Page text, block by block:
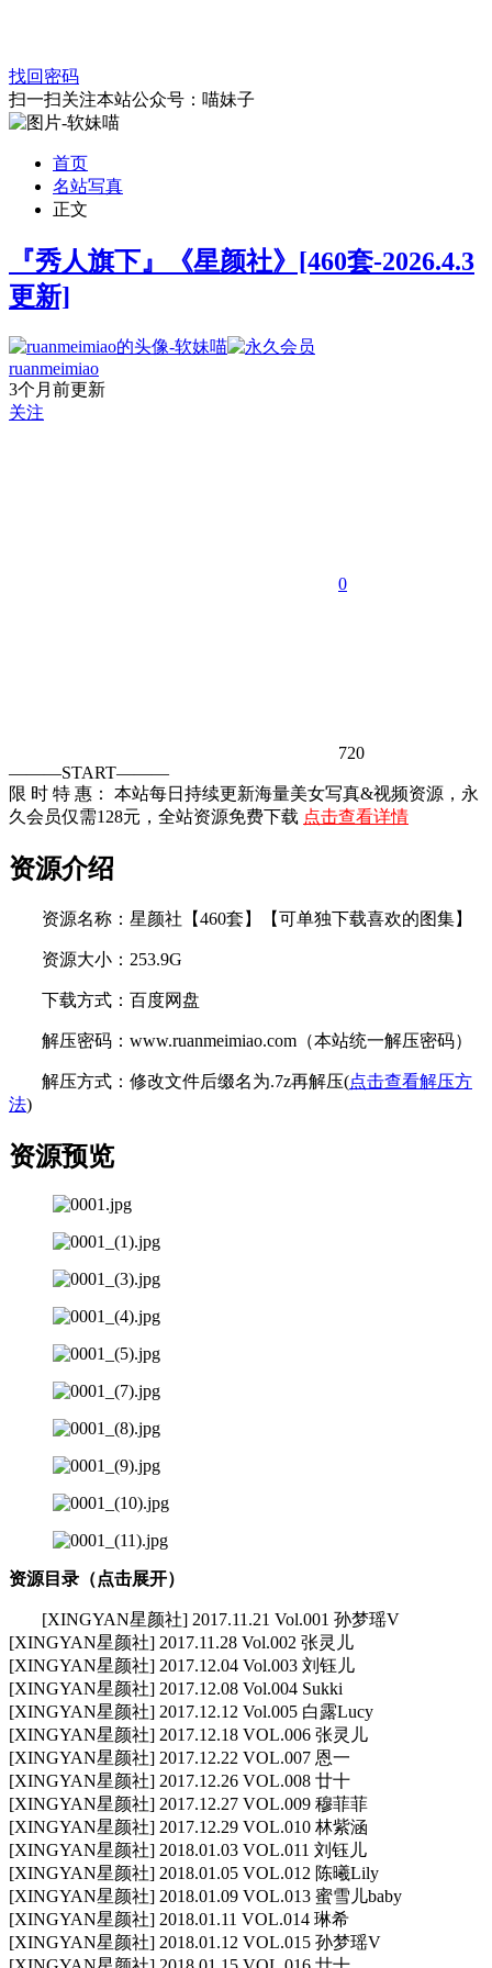
找回密码
扫一扫关注本站公众号：喵妹子
首页
名站写真
正文
『秀人旗下』《星颜社》[460套-2026.4.3
更新]
ruanmeimiao
3个月前更新
关注
0
720
———START———
限 时 特 惠： 本站每日持续更新海量美女写真&视频资源，永
久会员仅需128元，全站资源免费下载 点击查看详情
资源介绍
资源名称：星颜社【460套】【可单独下载喜欢的图集】
资源大小：253.9G
下载方式：百度网盘
解压密码：www.ruanmeimiao.com（本站统一解压密码）
解压方式：修改文件后缀名为.7z再解压(点击查看解压方
法)
资源预览
资源目录（点击展开）
[XINGYAN星颜社] 2017.11.21 Vol.001 孙梦瑶V
[XINGYAN星颜社] 2017.11.28 Vol.002 张灵儿
[XINGYAN星颜社] 2017.12.04 Vol.003 刘钰儿
[XINGYAN星颜社] 2017.12.08 Vol.004 Sukki
[XINGYAN星颜社] 2017.12.12 Vol.005 白露Lucy
[XINGYAN星颜社] 2017.12.18 VOL.006 张灵儿
[XINGYAN星颜社] 2017.12.22 VOL.007 恩一
[XINGYAN星颜社] 2017.12.26 VOL.008 廿十
[XINGYAN星颜社] 2017.12.27 VOL.009 穆菲菲
[XINGYAN星颜社] 2017.12.29 VOL.010 林紫涵
[XINGYAN星颜社] 2018.01.03 VOL.011 刘钰儿
[XINGYAN星颜社] 2018.01.05 VOL.012 陈曦Lily
[XINGYAN星颜社] 2018.01.09 VOL.013 蜜雪儿baby
[XINGYAN星颜社] 2018.01.11 VOL.014 琳希
[XINGYAN星颜社] 2018.01.12 VOL.015 孙梦瑶V